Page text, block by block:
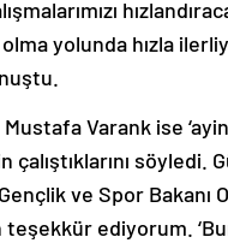
yolunda hızla
Varank ise
çalıştıklarını
ve Spor Bakanı
ediyorum.